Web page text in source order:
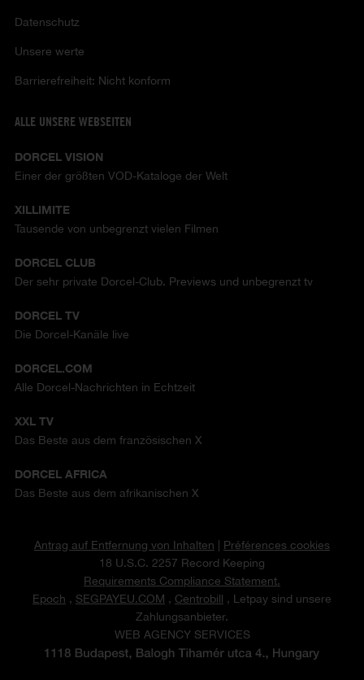
Datenschutz
Unsere werte
Barrierefreiheit: Nicht konform
ALLE UNSERE WEBSEITEN
DORCEL VISION
Einer der größten VOD-Kataloge der Welt
XILLIMITE
Tausende von unbegrenzt vielen Filmen
DORCEL CLUB
Der sehr private Dorcel-Club. Previews und unbegrenzt tv
DORCEL TV
Die Dorcel-Kanäle live
DORCEL.COM
Alle Dorcel-Nachrichten in Echtzeit
XXL TV
Das Beste aus dem französischen X
DORCEL AFRICA
Das Beste aus dem afrikanischen X
Antrag auf Entfernung von Inhalten | Préférences cookies
18 U.S.C. 2257 Record Keeping
Requirements Compliance Statement.
Epoch , SEGPAYEU.COM , Centrobill , Letpay sind unsere
Zahlungsanbieter.
WEB AGENCY SERVICES